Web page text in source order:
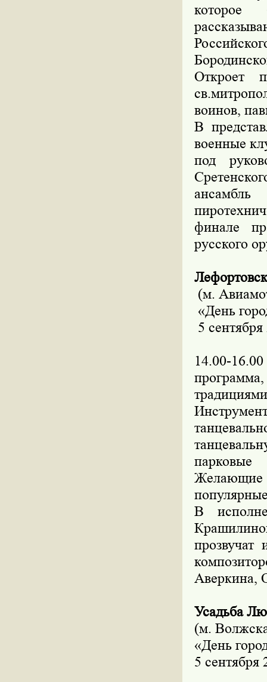
которое
Откроет
воинов,
В
военные
под
финале
русского
(м.
«День
5
14.00-
парковые
Желающие
В
Аверкина,
Усадьба
(м.
«День
5 сентября